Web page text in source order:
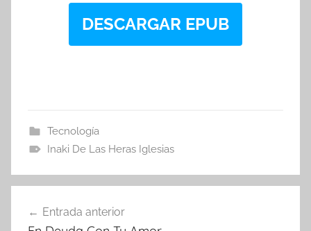
DESCARGAR EPUB
Tecnología
Inaki De Las Heras Iglesias
de
Entrada anterior